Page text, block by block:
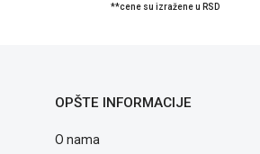
**cene su izražene u RSD
OPŠTE INFORMACIJE
O nama